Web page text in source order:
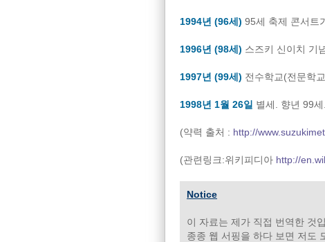
1994년 (96세) 95세 축제 콘서트
1996년 (98세) 스즈키 신이치 기
1997년 (99세) 전수학교(전문학
1998년 1월 26일 별세. 향년 99세.
(약력 출처 : http://
(관련링크:위키피디아 http://
Notice
이 자료는 제가 직접 번역한 것
종종 웹 서핑을 하다 보면 저도